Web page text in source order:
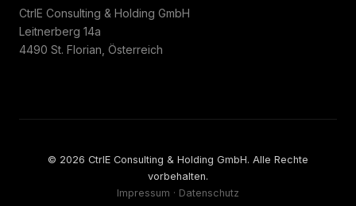
CtrlE Consulting & Holding GmbH
Leitnerberg 14a
4490 St. Florian, Österreich
© 2026 CtrlE Consulting & Holding GmbH. Alle Rechte
vorbehalten.
Impressum · Datenschutz